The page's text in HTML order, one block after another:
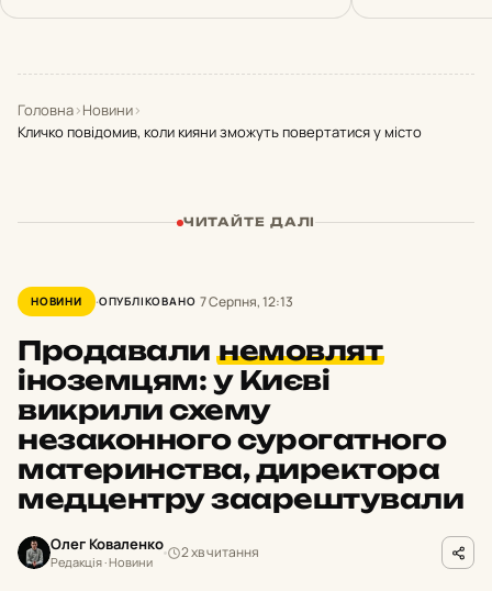
Головна›Новини›
Кличко повідомив, коли кияни зможуть повертатися у місто
ЧИТАЙТЕ ДАЛІ
НОВИНИ ОПУБЛІКОВАНО 7 Серпня, 12:13
Продавалинемовлят
іноземцям: у Києві
викрили схему
незаконного сурогатного
материнства, директора
медцентру заарештували
Олег Коваленко
Редакція · Новини
2 хв читання